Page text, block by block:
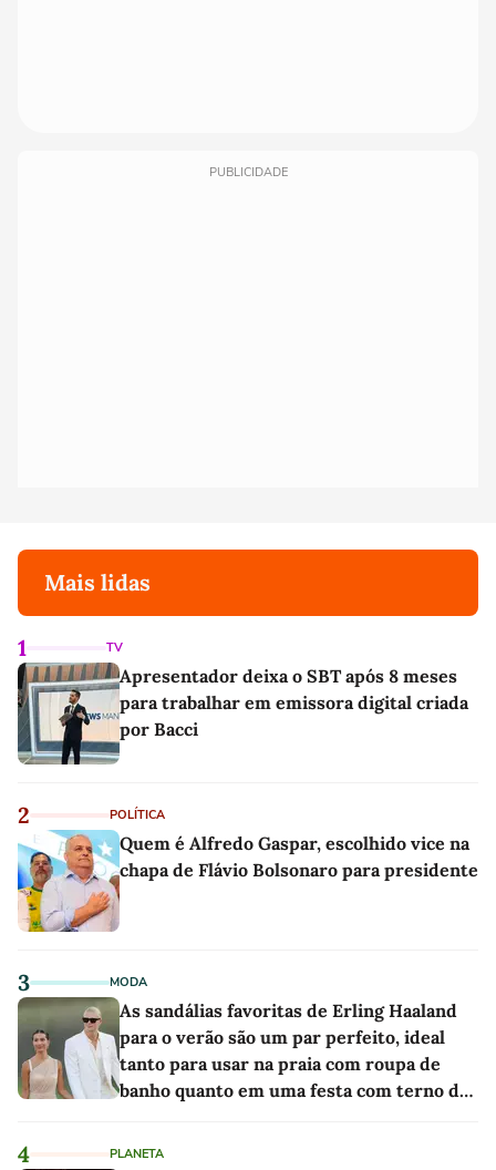
PUBLICIDADE
Mais lidas
1 TV
Apresentador deixa o SBT após 8 meses
para trabalhar em emissora digital criada
por Bacci
2 POLÍTICA
Quem é Alfredo Gaspar, escolhido vice na
chapa de Flávio Bolsonaro para presidente
3 MODA
As sandálias favoritas de Erling Haaland
para o verão são um par perfeito, ideal
tanto para usar na praia com roupa de
banho quanto em uma festa com terno de
4 PLANETA